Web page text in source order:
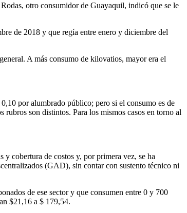
otro consumidor de Guayaquil, indicó que se le
de 2018 y que regía entre enero y diciembre del
A más consumo de kilovatios, mayor era el
por alumbrado público; pero si el consumo es de
son distintos. Para los mismos casos en torno al
cobertura de costos y, por primera vez, se ha
(GAD), sin contar con sustento técnico ni
de ese sector y que consumen entre 0 y 700
$21,16 a $ 179,54.